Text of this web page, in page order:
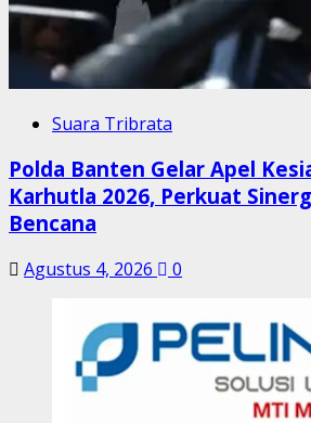
Suara Tribrata
Polda Banten Gelar Apel
Karhutla 2026, Perkuat
Bencana
Agustus 4, 2026 0